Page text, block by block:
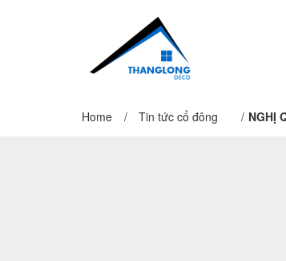
Home / Tin tức cổ đông / NGHỊ